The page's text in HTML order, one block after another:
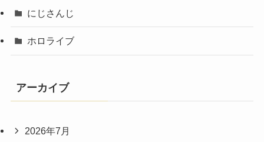
にじさんじ
ホロライブ
アーカイブ
2026年7月